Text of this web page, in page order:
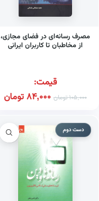
مصرف رسانه‌ای در فضای مجازی،
از مخاطبان تا کاربران ایرانی
قیمت:
105,000تومان 84,000تومان
دست دوم